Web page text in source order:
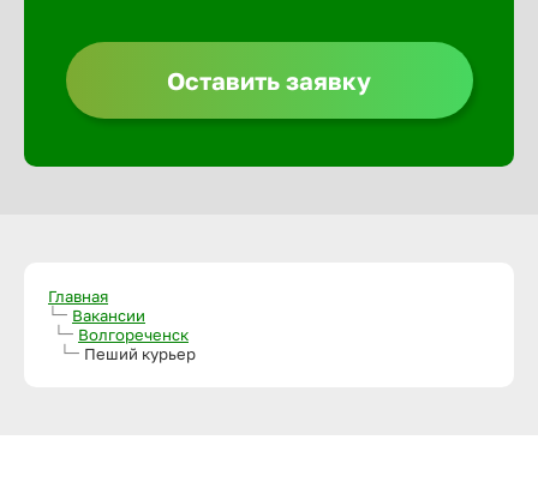
Анадырь
Оставить заявку
Главная
Вакансии
Волгореченск
Пеший курьер